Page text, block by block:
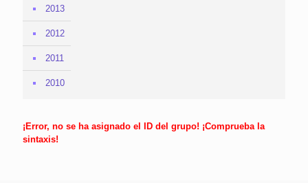
2013
2012
2011
2010
¡Error, no se ha asignado el ID del grupo! ¡Comprueba la
sintaxis!